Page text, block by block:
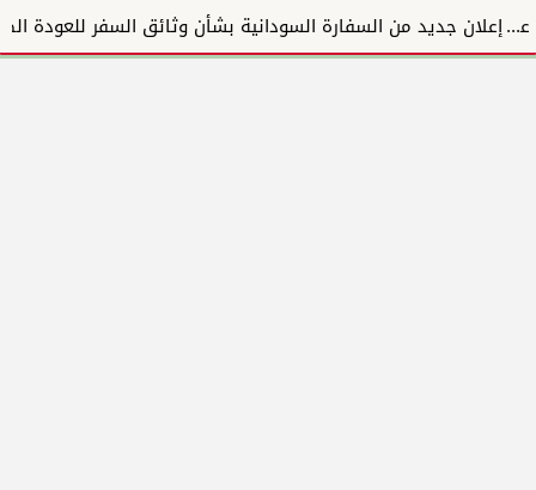
إعلان جديد من السفارة السودانية بشأن وثائق السفر للعودة الطوعية